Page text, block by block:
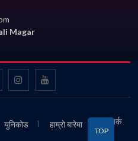
Magar
युनिकोड हाम्रो बारेमा सम्पर्क
TOP